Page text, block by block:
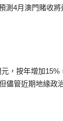
測4月澳門賭收
，按年增加15%
儘管近期地緣政